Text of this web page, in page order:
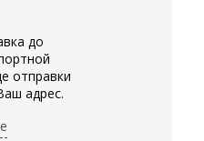
до
отправки
адрес.